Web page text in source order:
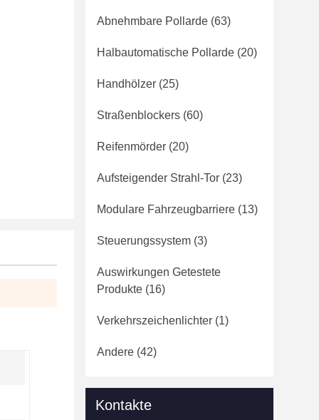
Abnehmbare Pollarde (63)
Halbautomatische Pollarde (20)
Handhölzer (25)
Straßenblockers (60)
Reifenmörder (20)
Aufsteigender Strahl-Tor (23)
Modulare Fahrzeugbarriere (13)
Steuerungssystem (3)
Auswirkungen Getestete
Produkte (16)
Verkehrszeichenlichter (1)
Andere (42)
Kontakte